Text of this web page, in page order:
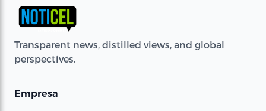
Transparent news, distilled views, and global
perspectives.
Empresa